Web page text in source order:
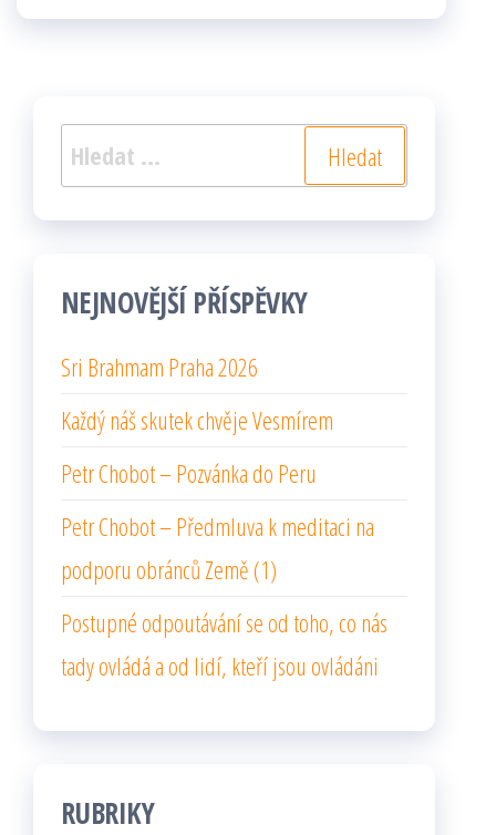
Vyhledávání
NEJNOVĚJŠÍ PŘÍSPĚVKY
Sri Brahmam Praha 2026
Každý náš skutek chvěje Vesmírem
Petr Chobot – Pozvánka do Peru
Petr Chobot – Předmluva k meditaci na
podporu obránců Země (1)
Postupné odpoutávání se od toho, co nás
tady ovládá a od lidí, kteří jsou ovládáni
RUBRIKY